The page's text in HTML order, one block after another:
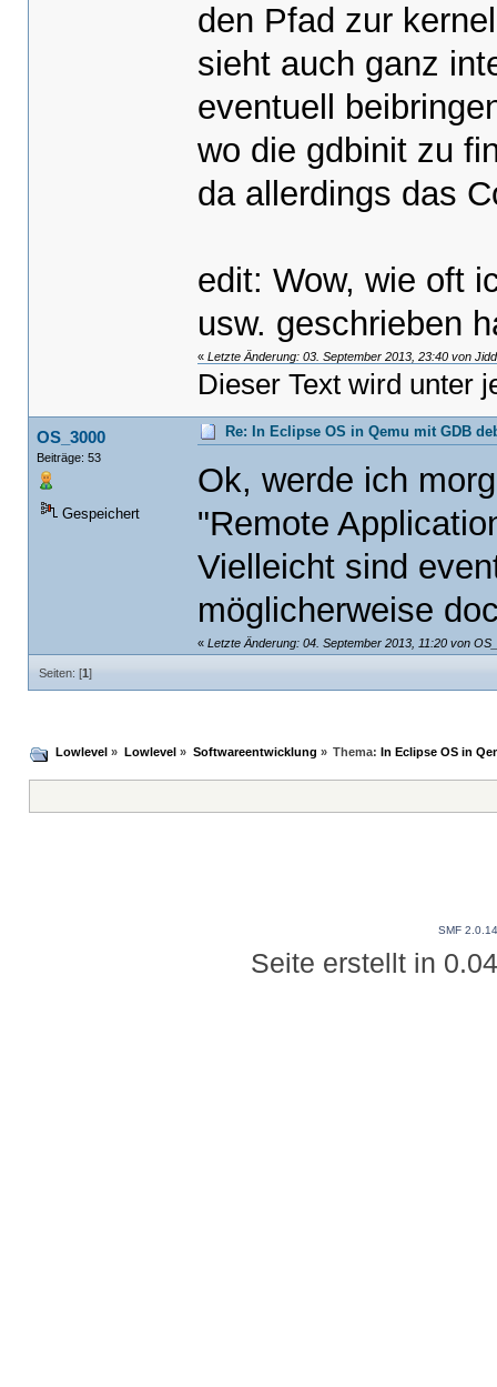
den Pfad zur
sieht auch ganz
eventuell
wo die gdbinit zu
da allerdings das
edit: Wow, wie oft
usw. geschrieben
« Letzte Änderung: 03. September 2013, 23:40 von
Dieser Text wird unter
OS_3000
Beiträge: 53
Gespeichert
Re: In Eclipse OS in Qemu mit GDB
Ok, werde ich
"Remote
Vielleicht sind
möglicherweise
« Letzte Änderung: 04. September 2013, 11:20 von
Seiten: [1]
Lowlevel » Lowlevel» Softwareentwicklung » Thema:In Eclipse OS in
SMF 2.0.14
Seite erstellt in